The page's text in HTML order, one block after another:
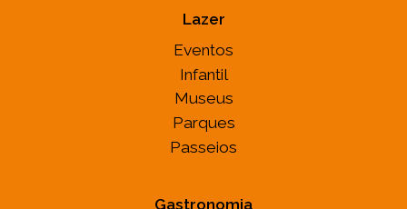
Lazer
Eventos
Infantil
Museus
Parques
Passeios
Gastronomia